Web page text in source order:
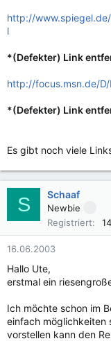
http://
l
*(Defekter) Link
http://focus.msn.de/
*(Defekter) Link
Es gibt noch viele
S Schaaf
Newbie
Registriert
16.06.2003
Hallo Ute,
erstmal ein
Ich möchte schon im
einfach möglichkeiten
vorstellen kann den